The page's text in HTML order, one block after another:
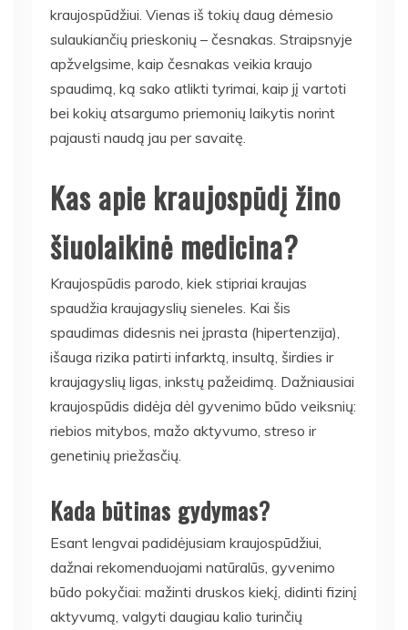
kraujospūdžiui. Vienas iš tokių daug dėmesio
sulaukiančių prieskonių – česnakas. Straipsnyje
apžvelgsime, kaip česnakas veikia kraujo
spaudimą, ką sako atlikti tyrimai, kaip jį vartoti
bei kokių atsargumo priemonių laikytis norint
pajausti naudą jau per savaitę.
Kas apie kraujospūdį žino
šiuolaikinė medicina?
Kraujospūdis parodo, kiek stipriai kraujas
spaudžia kraujagyslių sieneles. Kai šis
spaudimas didesnis nei įprasta (hipertenzija),
išauga rizika patirti infarktą, insultą, širdies ir
kraujagyslių ligas, inkstų pažeidimą. Dažniausiai
kraujospūdis didėja dėl gyvenimo būdo veiksnių:
riebios mitybos, mažo aktyvumo, streso ir
genetinių priežasčių.
Kada būtinas gydymas?
Esant lengvai padidėjusiam kraujospūdžiui,
dažnai rekomenduojami natūralūs, gyvenimo
būdo pokyčiai: mažinti druskos kiekį, didinti fizinį
aktyvumą, valgyti daugiau kalio turinčių